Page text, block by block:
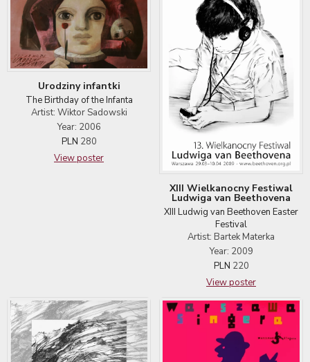
Urodziny infantki
The Birthday of the Infanta
Artist: Wiktor Sadowski
Year: 2006
PLN 280
View poster
XIII Wielkanocny Festiwal
Ludwiga van Beethovena
XIII Ludwig van Beethoven Easter
Festival
Artist: Bartek Materka
Year: 2009
PLN 220
View poster